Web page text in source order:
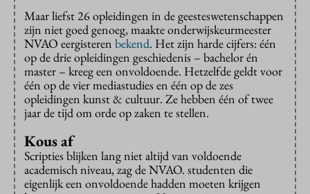
Maar liefst 26 opleidingen in de geesteswetenschappen
zijn niet goed genoeg, maakte onderwijskeurmeester
NVAO eergisteren bekend. Het zijn harde cijfers: één
op de drie opleidingen geschiedenis – bachelor én
master – kreeg een onvoldoende. Hetzelfde geldt voor
één op de vier mediastudies en één op de zes
opleidingen kunst & cultuur. Ze hebben één of twee
jaar de tijd om orde op zaken te stellen.
Kous af
Scripties blijken lang niet altijd van voldoende
academisch niveau, zag de NVAO. studenten die
eigenlijk een onvoldoende hadden moeten krijgen